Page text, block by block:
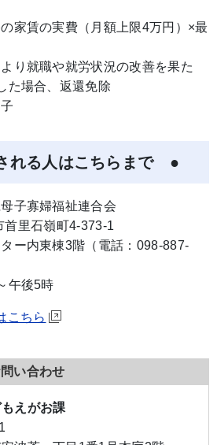
家賃の実費（月額上限4万円）×最
り就職や就労状況の改善を果た
た場合、返還免除
れる人はこちらまで ●
子寡婦福祉連合会
里石嶺町4-373-1
ー内東棟3階（電話：098-887-
午後5時
こちら
い合わせ
えがお課